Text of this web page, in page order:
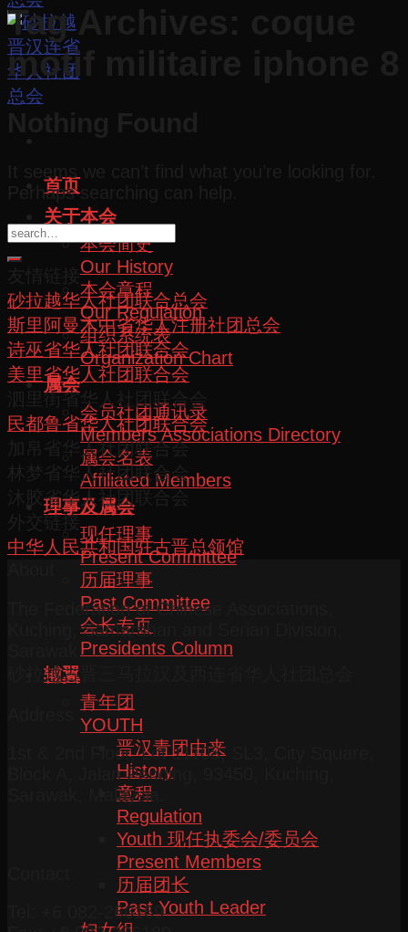
首页
关于本会
本会简史
Our History
本会章程
Our Regulation
组织系统表
Organization Chart
属会
会员社团通讯录
Members Associations Directory
属会名表
Affiliated Members
理事及属会
现任理事
Present Committee
历届理事
Past Committee
会长专页
Presidents Column
辅翼
青年团
YOUTH
晋汉青团由来
History
章程
Regulation
Youth 现任执委会/委员会
Present Members
历届团长
Past Youth Leader
Tag Archives:
motif militaire iphone 8
It seems we can’t find what you’re looking for.
Perhaps searching can help.
砂拉越华人社团联合总会
斯里阿曼木中省华人注册社团总会
诗巫省华人社团联合会
美里省华人社团联合会
泗里街省华人社团联合会
民都鲁省华人社团联合会
加帛省华人社团联合会
林梦省华人社团联合会
沐胶省华人社团联合会
外交链接
中华人民共和国驻古晋总领馆
The Federation of Chinese Associations,
Kuching, Samarahan and Serian Division,
砂拉越古晋三马拉汉及西连省华人社团总会
1st & 2nd Floor, Lot 11108, SL3, City Square,
Block A, Jalan Pending, 93450, Kuching,
Sarawak, Malaysia.
Tel: +6 082-266169